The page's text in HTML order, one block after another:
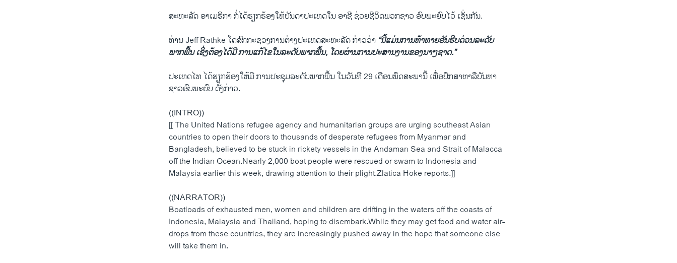
ສະຫະລັດ ອາເມຣິກາ ກໍ່ໄດ້ຮຽກຮ້ອງໃຫ້ບັນດາປະເທດໃນ ອາຊີ ຊ່ວຍຊີວິດພວກຊາວ ອົບພະຍົບໄວ້ ເຊັ່ນກັນ.
ທ່ານ Jeff Rathke ​ໂຄສົກ​ກະຊວງ​ການ​ຕ່າງປະ​ເທດ​ສະຫະລັດ ກ່າວ​ວ່າ “ນີ້ແມ່ນການທ້າ​ທາຍອັນຮີບດ່ວນລະດັບ
ພາກພື້ນ ເຊິ່ງຕ້ອງໄດ້ມີ ການແກ້ໄຂໃນລະດັບພາກພື້ນ, ໂດຍຜ່ານການປະສານງານຂອງນາໆ​ຊາດ.”
ປະເທດໄທ ໄດ້ຮຽກຮ້ອງໃຫ້ມີ ການປະຊຸມລະດັບພາກພື້ນ ໃນວັນທີ 29 ​ເດືອນພຶດສະພານີ້ ເພື່ອປຶກສາຫາລືບັນຫາ
ຊາວອົບພະຍົບ ດັ່ງກ່າວ.
((INTRO))
[[ The United Nations refugee agency and humanitarian groups are urging southeast Asian
countries to open their doors to thousands of desperate refugees from Myanmar and
Bangladesh, believed to be stuck in rickety vessels in the Andaman Sea and Strait of Malacca
off the Indian Ocean.Nearly 2,000 boat people were rescued or swam to Indonesia and
Malaysia earlier this week, drawing attention to their plight.Zlatica Hoke reports.]]
((NARRATOR))
Boatloads of exhausted men, women and children are drifting in the waters off the coasts of
Indonesia, Malaysia and Thailand, hoping to disembark.While they may get food and water air-
drops from these countries, they are increasingly pushed away in the hope that someone else
will take them in.